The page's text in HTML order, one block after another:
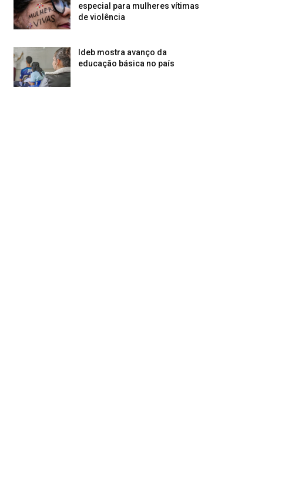
especial para mulheres vítimas
de violência
Ideb mostra avanço da
educação básica no país